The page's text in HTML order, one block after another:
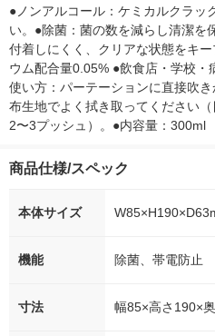
●ノンアルコール：ケミカルクラッ
い。●除菌：菌の数を減らし清潔を
付着しにくく、クリアな状態をキ
ウム配合量0.05% ●飲食店・学校
使い方：パーテーションに直接吹
布生地でよく拭き取ってください
2〜3プッシュ）。●内容量：300ml
商品仕様/スペック
本体サイズ
機能 除菌、帯電防止
寸法 幅85×高さ190×